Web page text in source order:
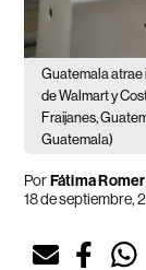
Guatemala atrae
de Walmart y
Fraijanes,
Guatemala)
PorFátima
18 de septiembre,